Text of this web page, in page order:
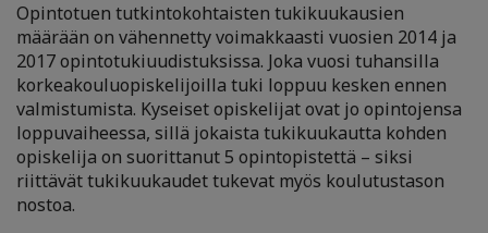
Opintotuen tutkintokohtaisten tukikuukausien
määrään on vähennetty voimakkaasti vuosien 2014 ja
2017 opintotukiuudistuksissa. Joka vuosi tuhansilla
korkeakouluopiskelijoilla tuki loppuu kesken ennen
valmistumista. Kyseiset opiskelijat ovat jo opintojensa
loppuvaiheessa, sillä jokaista tukikuukautta kohden
opiskelija on suorittanut 5 opintopistettä – siksi
riittävät tukikuukaudet tukevat myös koulutustason
nostoa.